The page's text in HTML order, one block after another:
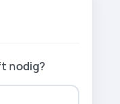
nodig?